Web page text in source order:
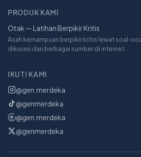
PRODUK KAMI
Otak — Latihan Berpikir Kritis
Asah kemampuan berpikir kritis lewat soal-
dikurasi dari berbagai sumber di internet.
IKUTI KAMI
@gen.merdeka
@genmerdeka
@gen.merdeka
@genmerdeka